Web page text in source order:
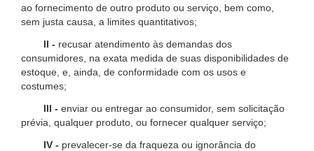
ao fornecimento de outro produto ou serviço, bem como,
sem justa causa, a limites quantitativos;
II - recusar atendimento às demandas dos
consumidores, na exata medida de suas disponibilidades de
estoque, e, ainda, de conformidade com os usos e
costumes;
III - enviar ou entregar ao consumidor, sem solicitação
prévia, qualquer produto, ou fornecer qualquer serviço;
IV - prevalecer-se da fraqueza ou ignorância do